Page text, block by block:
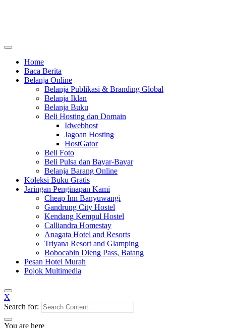
Home
Baca Berita
Belanja Online
Belanja Publikasi & Branding Global
Belanja Iklan
Belanja Buku
Beli Hosting dan Domain
Idwebhost
Jagoan Hosting
HostGator
Beli Foto
Beli Pulsa dan Bayar-Bayar
Belanja Barang Online
Koleksi Buku Gratis
Jaringan Penginapan Kami
Cheap Inn Banyuwangi
Gandrung City Hostel
Kendang Kempul Hostel
Calliandra Homestay
Anagata Hotel and Resorts
Triyana Resort and Glamping
Bobocabin Dieng Pass, Batang
Pesan Hotel Murah
Pojok Multimedia
X
Search for:
You are here